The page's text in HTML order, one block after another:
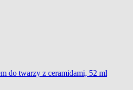
do twarzy z ceramidami, 52 ml